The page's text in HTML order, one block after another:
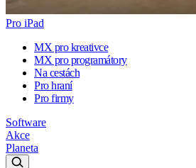
Pro iPad
MX pro kreativce
MX pro programátory
Na cestách
Pro hraní
Pro firmy
Software
Akce
Planeta